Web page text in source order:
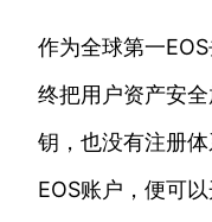
作为全球第一
终把用户资产安
钥，也没有注册
EOS账户，便可